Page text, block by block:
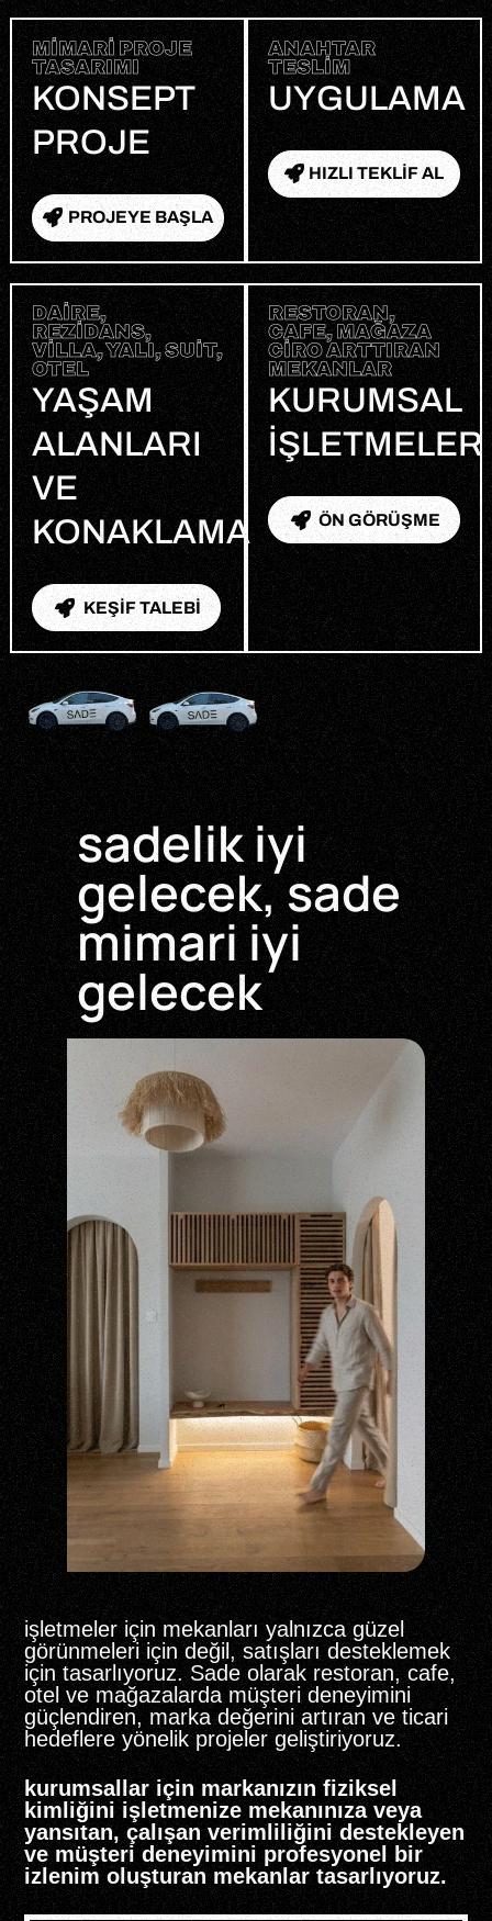
MIMARI PROJE
TASARIMI
KONSEPT
PROJE
PROJEYE BAŞLA
ANAHTAR
TESLIM
UYGULAMA
HIZLI TEKLİF AL
DAIRE,
REZIDANS,
VILLA, YALI, SUIT,
OTEL
YAŞAM
ALANLARI
VE
KONAKLAMA
KEŞİF TALEBİ
RESTORAN,
CAFE, MAĞAZA
CIRO ARTTIRAN
MEKANLAR
KURUMSAL
IŞLETMELER
ÖN GÖRÜŞME
sadelik iyi
gelecek, sade
mimari iyi
gelecek
işletmeler için mekanları yalnızca güzel
görünmeleri için değil, satışları desteklemek
için tasarlıyoruz. Sade olarak restoran, cafe,
otel ve mağazalarda müşteri deneyimini
güçlendiren, marka değerini artıran ve ticari
hedeflere yönelik projeler geliştiriyoruz.
kurumsallar için markanızın fiziksel
kimliğini işletmenize mekanınıza veya
yansıtan, çalışan verimliliğini destekleyen
ve müşteri deneyimini profesyonel bir
izlenim oluşturan mekanlar tasarlıyoruz.